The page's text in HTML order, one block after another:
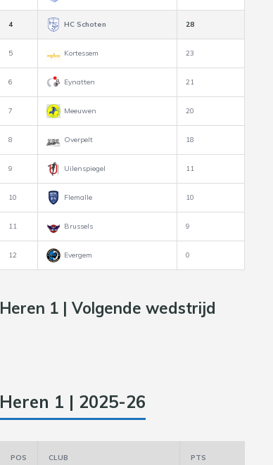
4 HC Schoten 28
5 Kortessem 23
6 Eynatten 21
7 Meeuwen 20
8 Overpelt 18
9 Uilenspiegel 11
10 Flemalle 10
11 Brussels 9
12 Evergem 0
Heren 1 | Volgende wedstrijd
Heren 1 | 2025-26
POS CLUB PTS